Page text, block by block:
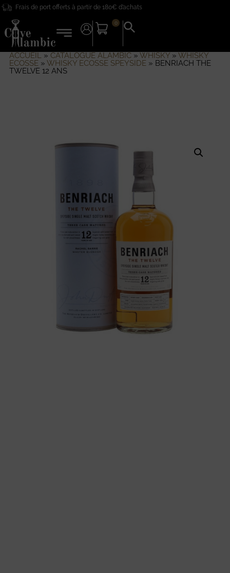
Frais de port offerts à partir de 180€ d’achats
0
Search
for:
ACCUEIL» CATALOGUE ALAMBIC» WHISKY» WHISKY
ECOSSE» WHISKY ECOSSE SPEYSIDE» BENRIACH THE
TWELVE 12 ANS